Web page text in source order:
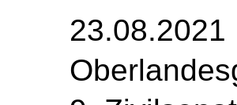
23.08.2021